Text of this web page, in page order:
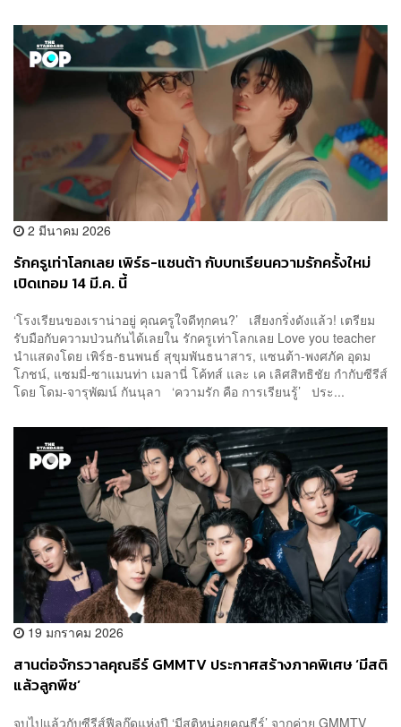
2 มีนาคม 2026
รักครูเท่าโลกเลย เพิร์ธ-แซนต้า กับบทเรียนความรักครั้งใหม่
เปิดเทอม 14 มี.ค. นี้
‘โรงเรียนของเราน่าอยู่ คุณครูใจดีทุกคน?’ เสียงกริ่งดังแล้ว! เตรียม
รับมือกับความป่วนกันได้เลยใน รักครูเท่าโลกเลย Love you teacher
นำแสดงโดย เพิร์ธ-ธนพนธ์ สุขุมพันธนาสาร, แซนต้า-พงศภัค อุดม
โภชน์, แซมมี่-ซาแมนท่า เมลานี่ โค้ทส์ และ เค เลิศสิทธิชัย กำกับซีรีส์
โดย โดม-จารุพัฒน์ กันนุลา ‘ความรัก คือ การเรียนรู้’ ประ...
19 มกราคม 2026
สานต่อจักรวาลคุณธีร์ GMMTV ประกาศสร้างภาคพิเศษ ‘มีสติ
แล้วลูกพีช’
จบไปแล้วกับซีรีส์ฟีลกู๊ดแห่งปี ‘มีสติหน่อยคุณธีร์’ จากค่าย GMMTV